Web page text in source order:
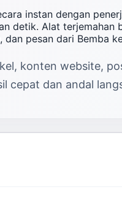
instan dengan
detik. Alat
pesan dari Bemba
konten website,
cepat dan andal